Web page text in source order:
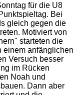
für die U8
Bei
gleich gegen die
Motiviert von
starteten die
einem anfänglichen
Versuch besser
im Rücken
Noah und
Dann aber